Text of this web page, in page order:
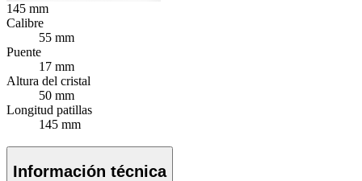
145 mm
Calibre
55 mm
Puente
17 mm
Altura del cristal
50 mm
Longitud patillas
145 mm
Información técnica